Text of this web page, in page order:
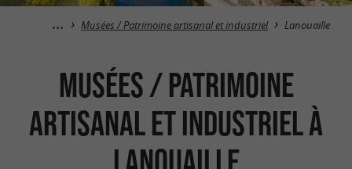
Musées / Patrimoine artisanal et industriel Lanouaille
Musées / Patrimoine
artisanal et industriel à
Lanouaille